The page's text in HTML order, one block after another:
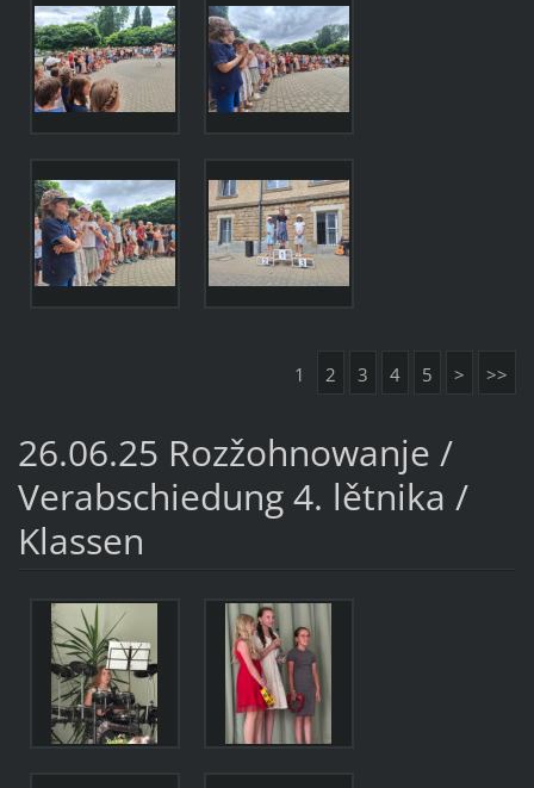
1 2 3 4 5 > >>
26.06.25 Rozžohnowanje /
Verabschiedung 4. lětnika /
Klassen